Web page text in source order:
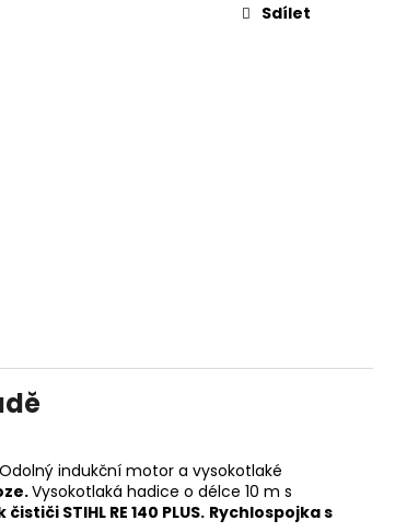
Sdílet
indukční motor a vysokotlaké
Vysokotlaká hadice o délce 10 m s
STIHL RE 140 PLUS. Rychlospojka s